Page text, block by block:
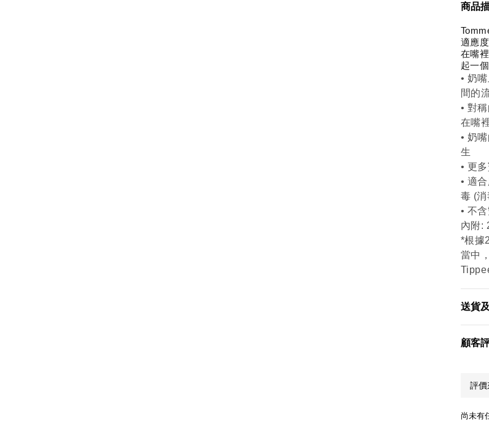
商品
適應
在嘴
起一
• 奶
間的
• 對
在嘴
• 奶
生
• 更
• 適
毒 (
• 不
內附:
*根據
當中
送貨
顧客
尚未有